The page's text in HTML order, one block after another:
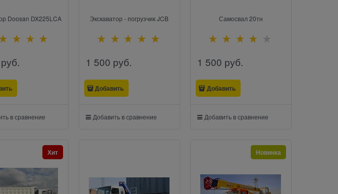
Doosan DX225LCA
руб.
в сравнение
Экскаватор - погрузчик JCB
1 500 руб.
Добавить
Добавить в сравнение
Самосвал 20тн
1 500 руб.
Добавить
Добавить в сравнение
Хит Новинка